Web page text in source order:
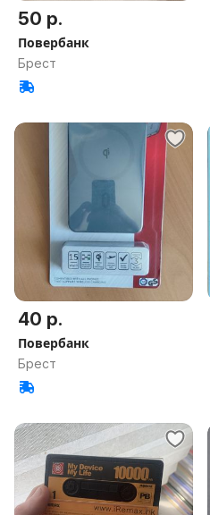
50 р.
Повербанк
Брест
40 р.
Повербанк
Брест